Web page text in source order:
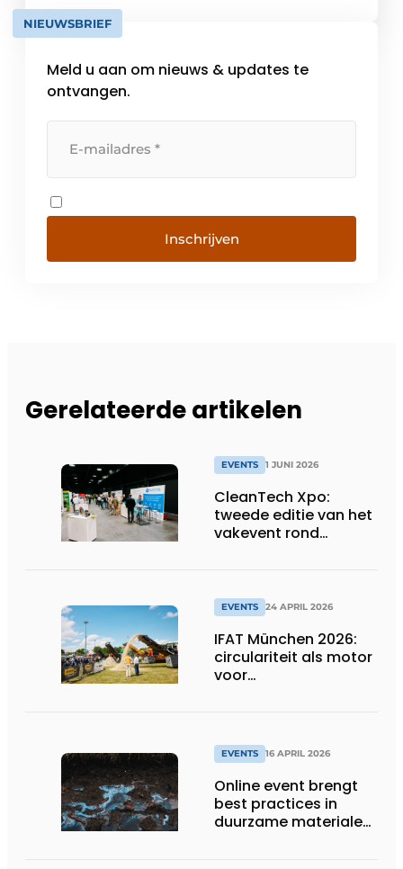
graafbakken, laadbakken, vorkenborden en
verlengstelen. Kenmerkend waren de eigen,
NIEUWSBRIEF
Meld u aan om nieuws & updates te
ontvangen.
Inschrijven
Gerelateerde artikelen
EVENTS 1 JUNI 2026
CleanTech Xpo:
tweede editie van het
vakevent rond
EVENTS 24 APRIL 2026
IFAT München 2026:
circulariteit als motor
voor
EVENTS 16 APRIL 2026
Online event brengt
best practices in
duurzame materialen